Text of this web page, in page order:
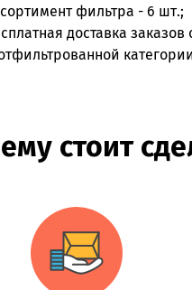
фильтра - 6 шт.;
доставка
стоит